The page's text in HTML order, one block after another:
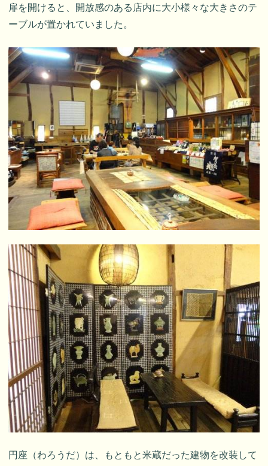
扉を開けると、開放感のある店内に大小様々な大きさのテ
ーブルが置かれていました。
円座（わろうだ）は、もともと米蔵だった建物を改装して